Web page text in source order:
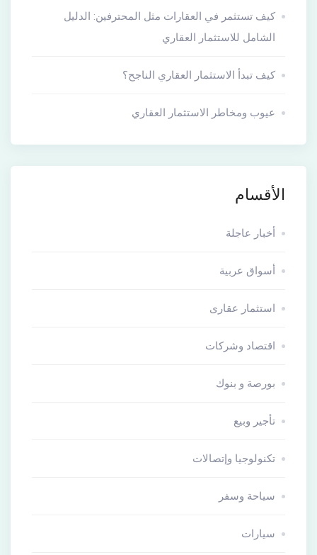
كيف تستثمر في العقارات مثل المحترفين: الدليل
الشامل للاستثمار العقاري
كيف تبدأ الاستثمار العقاري الناجح؟
عيوب ومخاطر الاستثمار العقاري
الأقسام
أخبار عاجلة
أسواق عربية
استثمار عقارى
اقتصاد وشركات
بورصة و بنوك
تأجير وبيع
تكنولوجيا وإتصالات
سياحة وسفر
سيارات